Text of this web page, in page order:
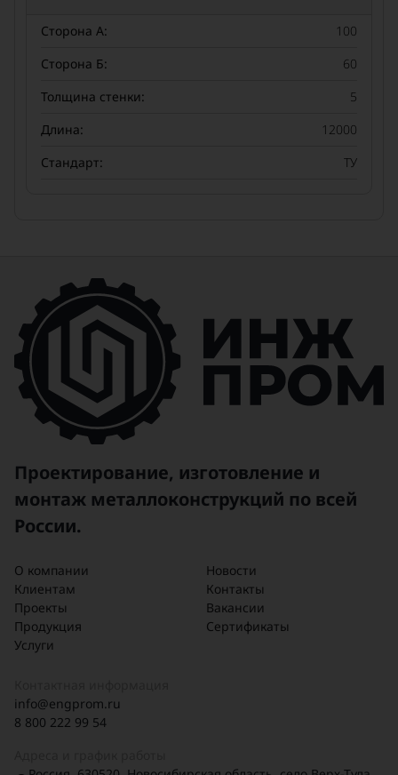
Сторона А:
100
Сторона Б:
60
Толщина стенки:
5
Длина:
12000
Стандарт:
ТУ
Проектирование, изготовление и
монтаж металлоконструкций по всей
России.
О компании
Клиентам
Проекты
Продукция
Услуги
Новости
Контакты
Вакансии
Сертификаты
info@engprom.ru
8 800 222 99 54